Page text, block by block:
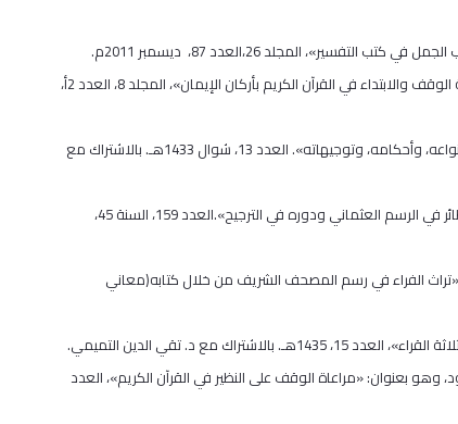
4. بحث علمي مُحَكَّم منشور في المجلة الأردنية للدراسات الإسلامية/ جامعة آل البيت، وهو بعنوان: «علاقة الوقف والابتداء في القرآن الكريم بأركان الإيمان»، المجلد 8، العدد 2أ،
5. بحث علمي مُحَكَّم منشور في مجلة معهد الإمام الشاطبي، وهو بعنوان: «السكت في القراءات القرآنية أنواعه، وأحكامه، وتوجيهاته». العدد 13، شوال 1433هـ. بالاشتراك مع
6. بحث علمي مُحَكَّم منشور في مجلة الجامعة الإسلامية/ بالمدينة المنورة، وهو بعنوان: «الحمل على النظائر في الرسم العثماني ودوره في الترجيح».العدد 159، السنة 45،
الفراء في رسم المصحف الشريف من خلال كتابه(معاني
بعنوان: «مراعاة الوقف على النظير في القرآن الكريم»، العدد